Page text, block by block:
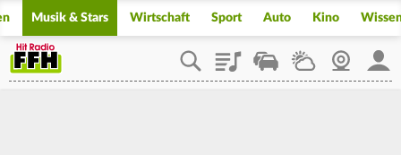
Musik & Stars Wirtschaft Sport Auto Kino
PlaylistStaupilotWetterWebcam